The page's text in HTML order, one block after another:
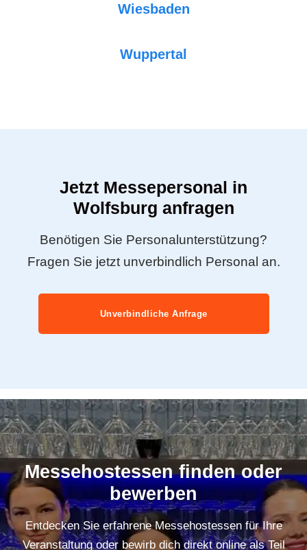
Wiesbaden
Wuppertal
Jetzt Messepersonal in
Wolfsburg anfragen
Benötigen Sie Personalunterstützung?
Fragen Sie jetzt unverbindlich Personal an.
Unverbindliche Anfrage
Messehostessen finden oder
bewerben
Entdecken Sie erfahrene Messehostessen für Ihre
Veranstaltung oder bewirb dich direkt online als Teil